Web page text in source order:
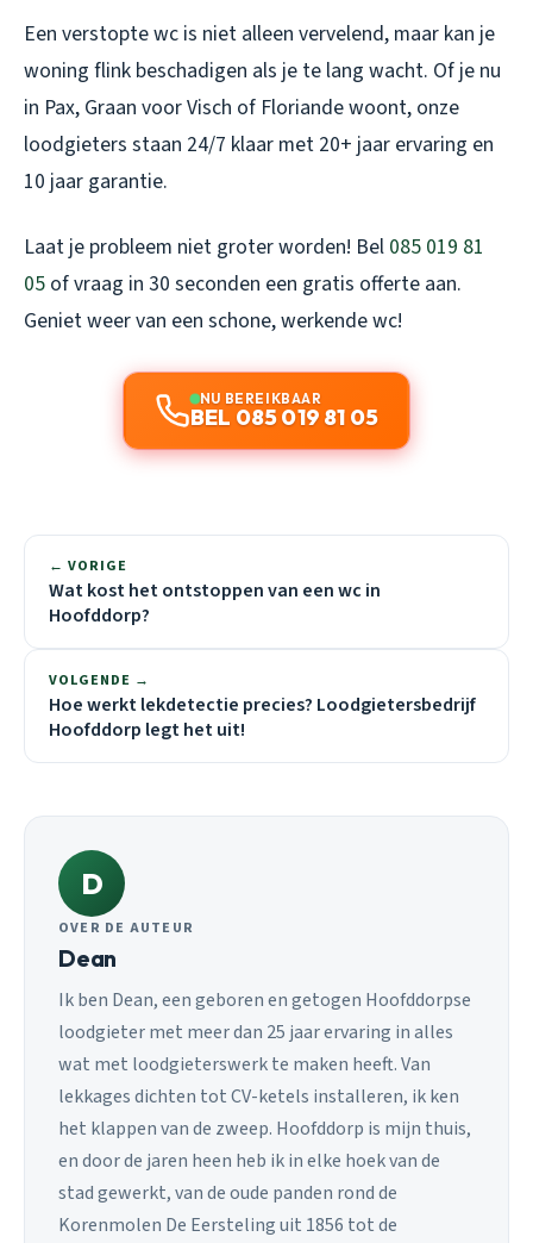
Een verstopte wc is niet alleen vervelend, maar kan je
woning flink beschadigen als je te lang wacht. Of je nu
in Pax, Graan voor Visch of Floriande woont, onze
loodgieters staan 24/7 klaar met 20+ jaar ervaring en
10 jaar garantie.
Laat je probleem niet groter worden! Bel 085 019 81
05 of vraag in 30 seconden een gratis offerte aan.
Geniet weer van een schone, werkende wc!
NU BEREIKBAAR
BEL 085 019 81 05
← VORIGE
Wat kost het ontstoppen van een wc in
Hoofddorp?
VOLGENDE →
Hoe werkt lekdetectie precies? Loodgietersbedrijf
Hoofddorp legt het uit!
D
OVER DE AUTEUR
Dean
Ik ben Dean, een geboren en getogen Hoofddorpse
loodgieter met meer dan 25 jaar ervaring in alles
wat met loodgieterswerk te maken heeft. Van
lekkages dichten tot CV-ketels installeren, ik ken
het klappen van de zweep. Hoofddorp is mijn thuis,
en door de jaren heen heb ik in elke hoek van de
stad gewerkt, van de oude panden rond de
Korenmolen De Eersteling uit 1856 tot de